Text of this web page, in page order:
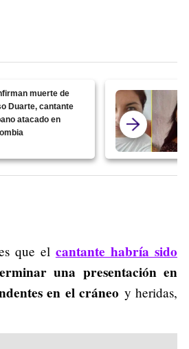
muerte de
Duarte, cantante
atacado en
que el cantante habría sido
una presentación en
en el cráneo y heridas,